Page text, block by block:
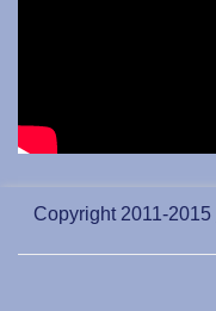
Copyright 2011-2015